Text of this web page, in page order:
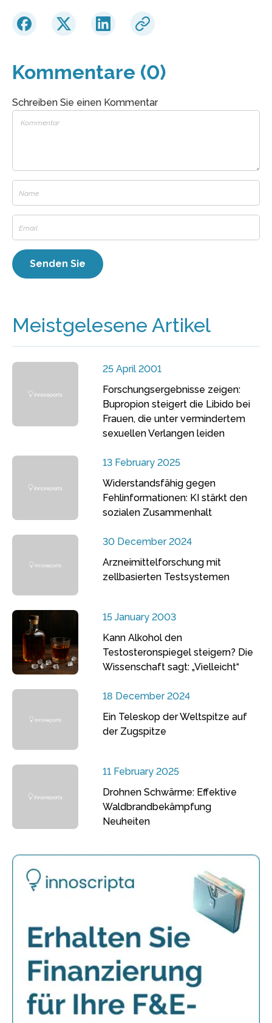
Kommentare (0)
Schreiben Sie einen Kommentar
Meistgelesene Artikel
25 April 2001
Forschungsergebnisse zeigen:
Bupropion steigert die Libido bei
Frauen, die unter vermindertem
sexuellen Verlangen leiden
13 February 2025
Widerstandsfähig gegen
Fehlinformationen: KI stärkt den
sozialen Zusammenhalt
30 December 2024
Arzneimittelforschung mit
zellbasierten Testsystemen
15 January 2003
Kann Alkohol den
Testosteronspiegel steigern? Die
Wissenschaft sagt: „Vielleicht“
18 December 2024
Ein Teleskop der Weltspitze auf
der Zugspitze
11 February 2025
Drohnen Schwärme: Effektive
Waldbrandbekämpfung
Neuheiten